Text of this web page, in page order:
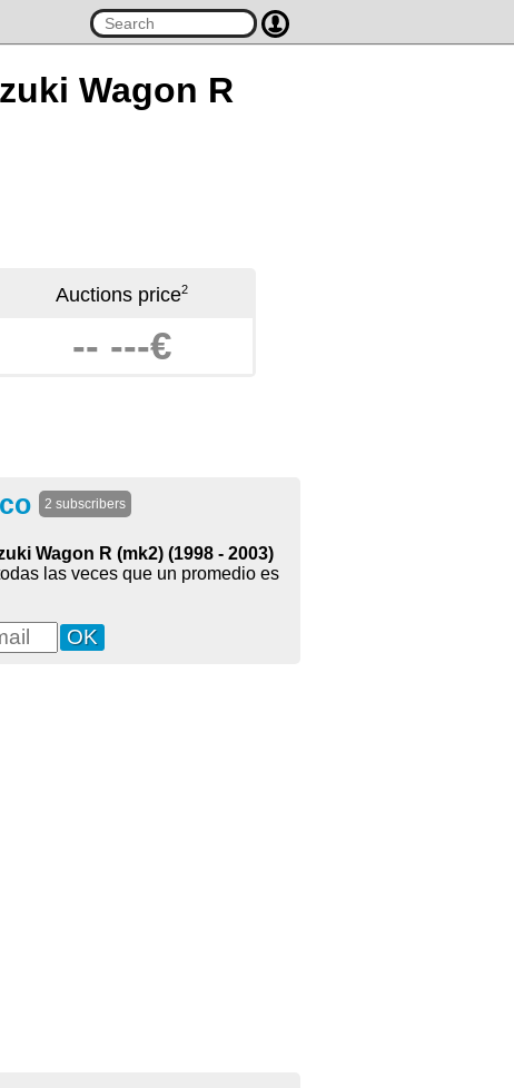
Wagon R
Auctions price2
-- ---€
2 subscribers
Wagon R (mk2) (1998 - 2003)
las veces que un promedio es